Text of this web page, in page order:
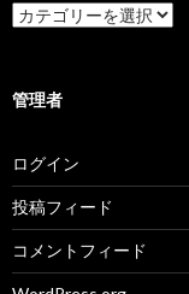
カ
テ
ー
管理者
ログイン
投稿フィード
コメントフィード